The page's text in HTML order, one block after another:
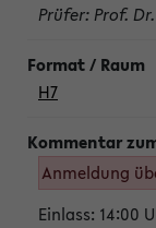
Prüfer: Prof.
H7
Anmeldung
Einlass: 14:00